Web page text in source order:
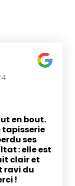
en bout.
tapisserie
ses
: elle est
clair et
ravi du
!